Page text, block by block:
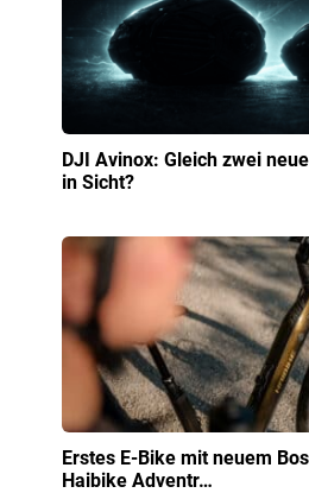
DJI Avinox: Gleich zwei
in Sicht?
Erstes E-Bike mit neuem
Haibike Adventr…